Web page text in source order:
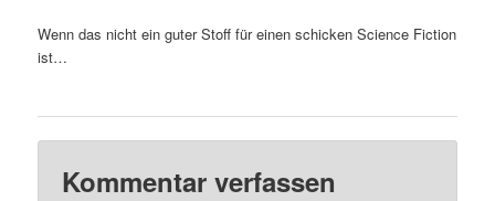
Wenn das nicht ein guter Stoff für einen schicken Science Fiction
ist…
Kommentar verfassen